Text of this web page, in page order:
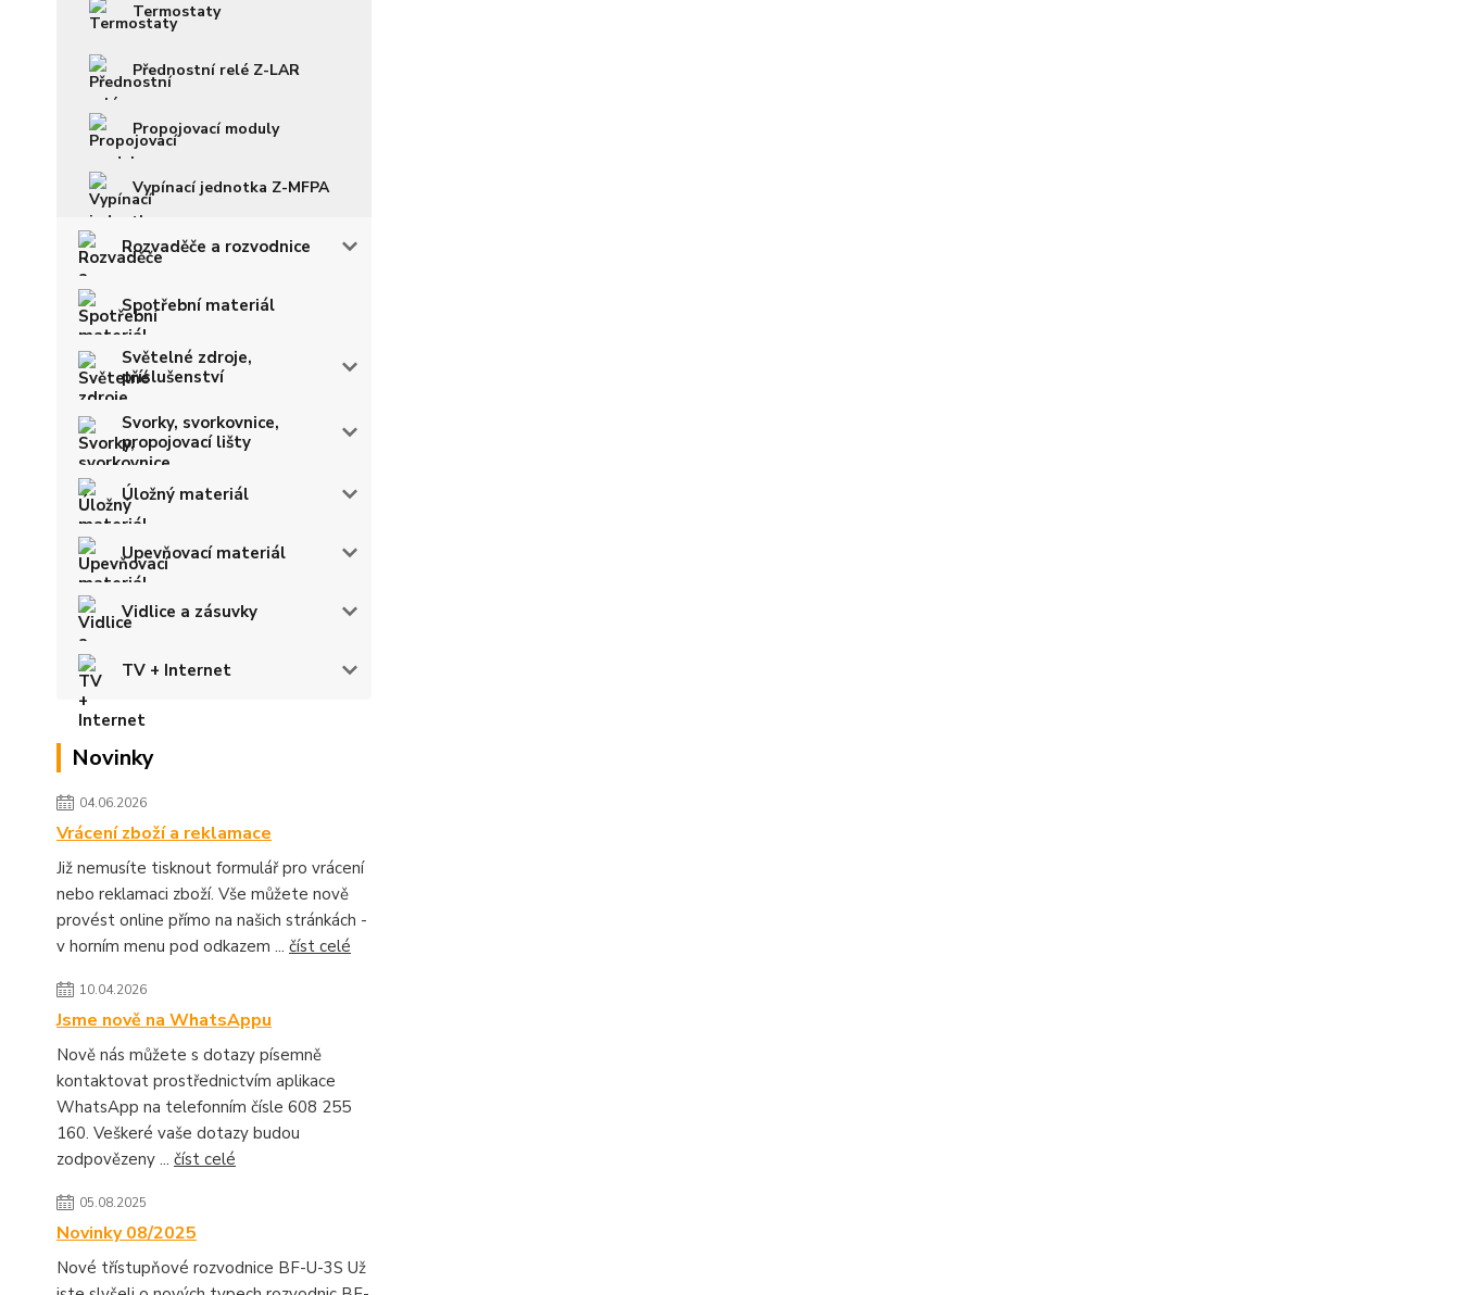
Termostaty
Přednostní relé Z-LAR
Propojovací moduly
Vypínací jednotka Z-MFPA
Rozvaděče a rozvodnice
Spotřební materiál
Světelné zdroje,
příslušenství
Svorky, svorkovnice,
propojovací lišty
Úložný materiál
Upevňovací materiál
Vidlice a zásuvky
TV + Internet
Novinky
04.06.2026
Vrácení zboží a reklamace
Již nemusíte tisknout formulář pro vrácení
nebo reklamaci zboží. Vše můžete nově
provést online přímo na našich stránkách -
v horním menu pod odkazem ... číst celé
10.04.2026
Jsme nově na WhatsAppu
Nově nás můžete s dotazy písemně
kontaktovat prostřednictvím aplikace
WhatsApp na telefonním čísle 608 255
160. Veškeré vaše dotazy budou
zodpovězeny ... číst celé
05.08.2025
Novinky 08/2025
Nové třístupňové rozvodnice BF-U-3S Už